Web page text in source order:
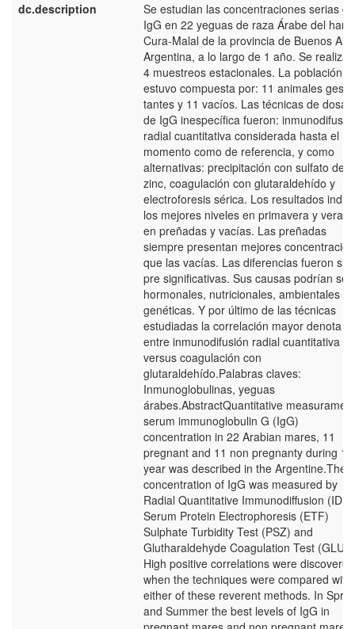
dc.description
Se estudian las concentraciones serias de
IgG en 22 yeguas de raza Árabe del
Cura-Malal de la provincia de Buenos
Argentina, a lo largo de 1 año. Se
4 muestreos estacionales. La población
estuvo compuesta por: 11 animales ges­
tantes y 11 vacíos. Las técnicas de dosaje
de IgG inespecífica fueron:
radial cuantita­tiva considerada hasta el
momento como de referen­cia, y como
alternativas: precipitación con sulfato de
zinc, coagulación con glutaraldehído y
electrofo­resis sérica. Los resultados
los mejores ni­veles en primavera y
en preñadas y vacías. Las preñadas
siempre presentan mejores
que las vacías. Las diferencias fueron
pre significativas. Sus causas podrían ser
hormona­les, nutricionales, ambientales y
genéticas. Y por último de las técnicas
estudiadas la correlación ma­yor denota
entre inmunodifusión radial cuantitativa
versus coagulación con
glutaraldehído.Palabras claves:
Inmunoglobulinas, yeguas
árabes.AbstractQuantitative
serum immunoglobulin G (IgG)
concentration in 22 Arabian mares, 11
pregnant and 11 non pregnanty during 1
year was described in the Argentine.The
concentration of IgG was measured by
Radial Quantitative Immunodiffusion
Serum Protein Electrophoresis (ETF)
Sulphate Turbidity Test (PSZ) and
Glutharaldehyde Coagulation Test
High positive correlations were discovered
when the techniques were compared with
either of these reverent methods. In
and Summer the best levels of IgG in